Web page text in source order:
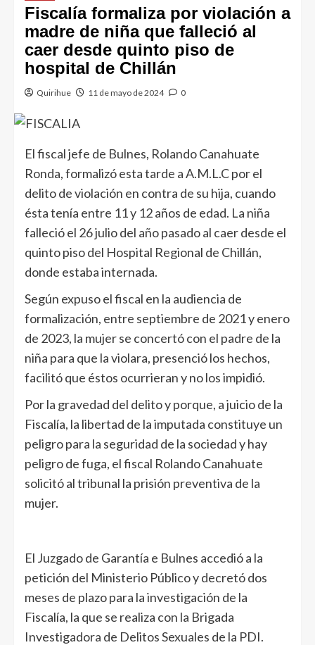
Fiscalía formaliza por violación a
madre de niña que falleció al
caer desde quinto piso de
hospital de Chillán
Quirihue 11 de mayo de 2024 0
El fiscal jefe de Bulnes, Rolando Canahuate
Ronda, formalizó esta tarde a A.M.L.C por el
delito de violación en contra de su hija, cuando
ésta tenía entre 11 y 12 años de edad. La niña
falleció el 26 julio del año pasado al caer desde el
quinto piso del Hospital Regional de Chillán,
donde estaba internada.
Según expuso el fiscal en la audiencia de
formalización, entre septiembre de 2021 y enero
de 2023, la mujer se concertó con el padre de la
niña para que la violara, presenció los hechos,
facilitó que éstos ocurrieran y no los impidió.
Por la gravedad del delito y porque, a juicio de la
Fiscalía, la libertad de la imputada constituye un
peligro para la seguridad de la sociedad y hay
peligro de fuga, el fiscal Rolando Canahuate
solicitó al tribunal la prisión preventiva de la
mujer.
El Juzgado de Garantía e Bulnes accedió a la
petición del Ministerio Público y decretó dos
meses de plazo para la investigación de la
Fiscalía, la que se realiza con la Brigada
Investigadora de Delitos Sexuales de la PDI.